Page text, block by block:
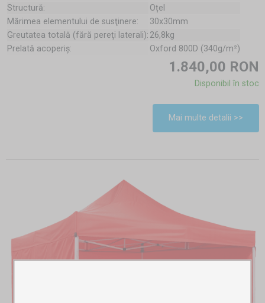
Structură:
Oțel
Mărimea elementului de susţinere:
30x30mm
Greutatea totală (fără pereţi laterali): 26,8kg
Prelată acoperiş:
Oxford 800D (340g/m²)
1.840,00 RON
Disponibil în stoc
Mai multe detalii >>